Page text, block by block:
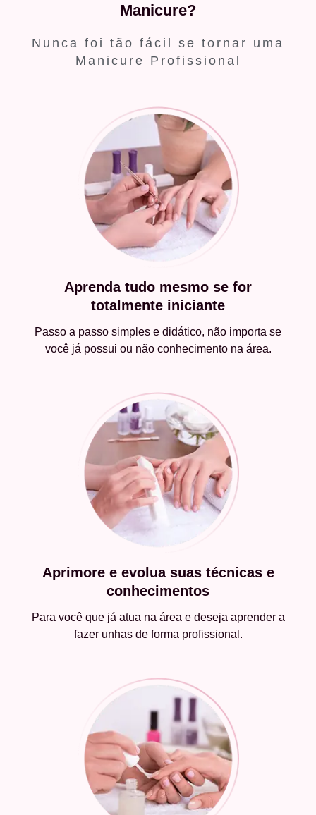
Manicure?
Nunca foi tão fácil se tornar uma
Manicure Profissional
Aprenda tudo mesmo se for
totalmente iniciante
Passo a passo simples e didático, não importa se
você já possui ou não conhecimento na área.
Aprimore e evolua suas técnicas e
conhecimentos
Para você que já atua na área e deseja aprender a
fazer unhas de forma profissional.